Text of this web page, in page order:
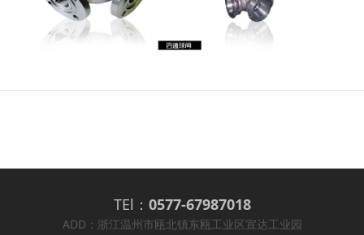
TEl： 0577-67987018
ADD：浙江温州市瓯北镇东瓯工业区宣达工业园